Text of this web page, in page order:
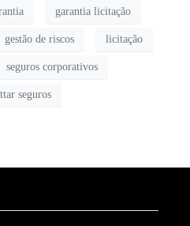
garantia licitação
gestão de riscos licitação
seguros corporativos
seguros